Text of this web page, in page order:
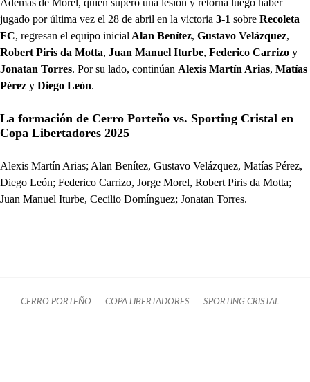
Además de Morel, quien superó una lesión y retorna luego haber
jugado por última vez el 28 de abril en la victoria 3-1 sobre Recoleta
FC, regresan el equipo inicial Alan Benítez, Gustavo Velázquez,
Robert Piris da Motta, Juan Manuel Iturbe, Federico Carrizo y
Jonatan Torres. Por su lado, continúan Alexis Martín Arias, Matías
Pérez y Diego León.
La formación de Cerro Porteño vs. Sporting Cristal en
Copa Libertadores 2025
Alexis Martín Arias; Alan Benítez, Gustavo Velázquez, Matías Pérez,
Diego León; Federico Carrizo, Jorge Morel, Robert Piris da Motta;
Juan Manuel Iturbe, Cecilio Domínguez; Jonatan Torres.
CERRO PORTEÑO COPA LIBERTADORES SPORTING CRISTAL